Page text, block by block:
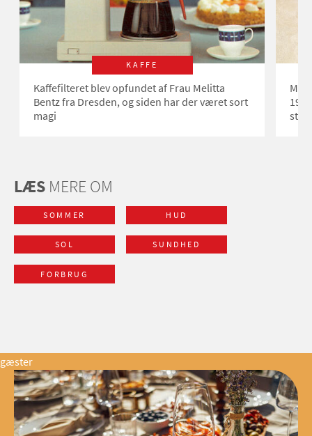
KAFFE
Kaffefilteret blev opfundet af Frau Melitta
Bentz fra Dresden, og siden har der været sort
magi
LÆS MERE OM
SOMMER HUD
SOL SUNDHED
FORBRUG
gæster